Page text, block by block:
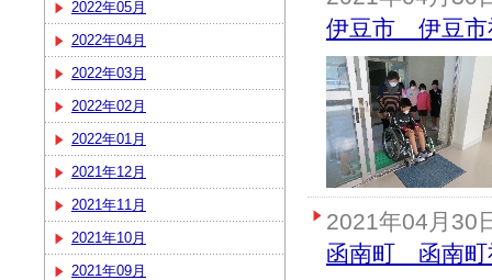
2022年05月
2022年04月
2022年03月
2022年02月
2022年01月
2021年12月
2021年11月
2021年10月
2021年09月
伊豆市 伊豆市
2021年04月30
函南町 函南町